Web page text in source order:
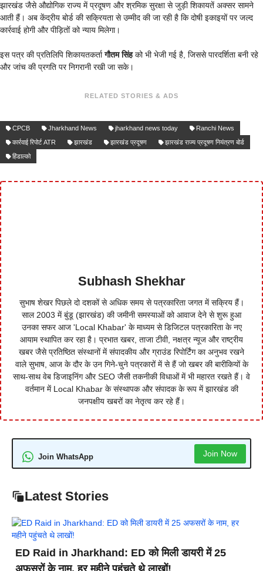
झारखंड जैसे औद्योगिक राज्य में प्रदूषण और श्रमिक सुरक्षा से जुड़ी शिकायतें अक्सर सामने
आती हैं। अब केंद्रीय बोर्ड की सक्रियता से उम्मीद की जा रही है कि दोषी इकाइयों पर जल्द
कार्रवाई होगी और पीड़ितों को न्याय मिलेगा।
इस पत्र की प्रतिलिपि शिकायतकर्तागौतम सिंहको भी भेजी गई है, जिससे पारदर्शिता बनी रहे
और जांच की प्रगति पर निगरानी रखी जा सके।
RELATED STORIES & ADS
CPCB Jharkhand News jharkhand news today
Ranchi News
कार्रवाई रिपोर्ट ATR
झारखंड झारखंड प्रदूषण
झारखंड राज्य प्रदूषण नियंत्रण बोर्ड
हिंडाल्‍को
Subhash Shekhar
सुभाष शेखर पिछले दो दशकों से अधिक समय से पत्रकारिता जगत में सक्रिय हैं।
साल 2003 में बुंडू (झारखंड) की जमीनी समस्याओं को आवाज देने से शुरू हुआ
उनका सफर आज 'Local Khabar' के माध्यम से डिजिटल पत्रकारिता के नए
आयाम स्थापित कर रहा है। प्रभात खबर, ताजा टीवी, नक्षत्र न्यूज और राष्ट्रीय
खबर जैसे प्रतिष्ठित संस्थानों में संपादकीय और ग्राउंड रिपोर्टिंग का अनुभव रखने
वाले सुभाष, आज के दौर के उन गिने-चुने पत्रकारों में से हैं जो खबर की बारीकियों के
साथ-साथ वेब डिजाइनिंग और SEO जैसी तकनीकी विधाओं में भी महारत रखते हैं। वे
वर्तमान में Local Khabar के संस्थापक और संपादक के रूप में झारखंड की
जनपक्षीय खबरों का नेतृत्व कर रहे हैं।
Join WhatsApp Join Now
Latest Stories
ED Raid in Jharkhand: ED को मिली डायरी में 25
अफसरों के नाम, हर महीने पहुंचते थे लाखों!